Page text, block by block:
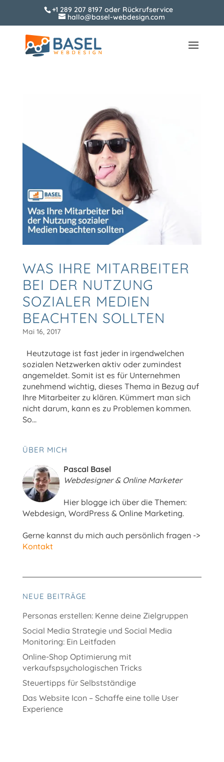
+1 289 207 8197 oder Rückrufservice
hallo@basel-webdesign.com
WAS IHRE MITARBEITER
BEI DER NUTZUNG
SOZIALER MEDIEN
BEACHTEN SOLLTEN
Mai 16, 2017
Heutzutage ist fast jeder in irgendwelchen
sozialen Netzwerken aktiv oder zumindest
angemeldet. Somit ist es für Unternehmen
zunehmend wichtig, dieses Thema in Bezug auf
Ihre Mitarbeiter zu klären. Kümmert man sich
nicht darum, kann es zu Problemen kommen.
So...
ÜBER MICH
Pascal Basel
Webdesigner & Online Marketer
Hier blogge ich über die Themen:
Webdesign, WordPress & Online Marketing.
Gerne kannst du mich auch persönlich fragen ->
Kontakt
NEUE BEITRÄGE
Personas erstellen: Kenne deine Zielgruppen
Social Media Strategie und Social Media
Monitoring: Ein Leitfaden
Online-Shop Optimierung mit
verkaufspsychologischen Tricks
Steuertipps für Selbstständige
Das Website Icon – Schaffe eine tolle User
Experience